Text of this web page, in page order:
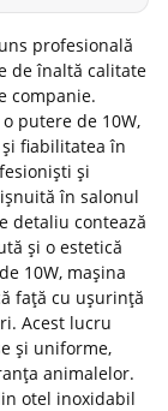
profesională
de înaltă calitate
companie.
putere de 10W,
fiabilitatea în
și
în salonul
detaliu contează
și o estetică
10W, mașina
față cu ușurință
Acest lucru
și uniforme,
animalelor.
otel inoxidabil